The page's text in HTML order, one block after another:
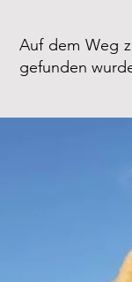
Auf dem Weg
gefunden